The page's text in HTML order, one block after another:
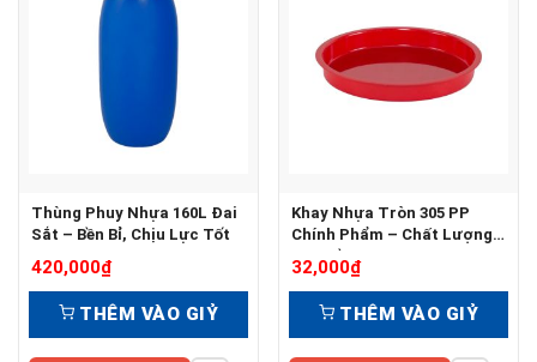
Thùng Phuy Nhựa 160L Đai
Sắt – Bền Bỉ, Chịu Lực Tốt
420,000₫
THÊM VÀO GIỶ
Khay Nhựa Tròn 305 PP
Chính Phẩm – Chất Lượng
Cao, Bền Đẹp
32,000₫
THÊM VÀO GIỶ